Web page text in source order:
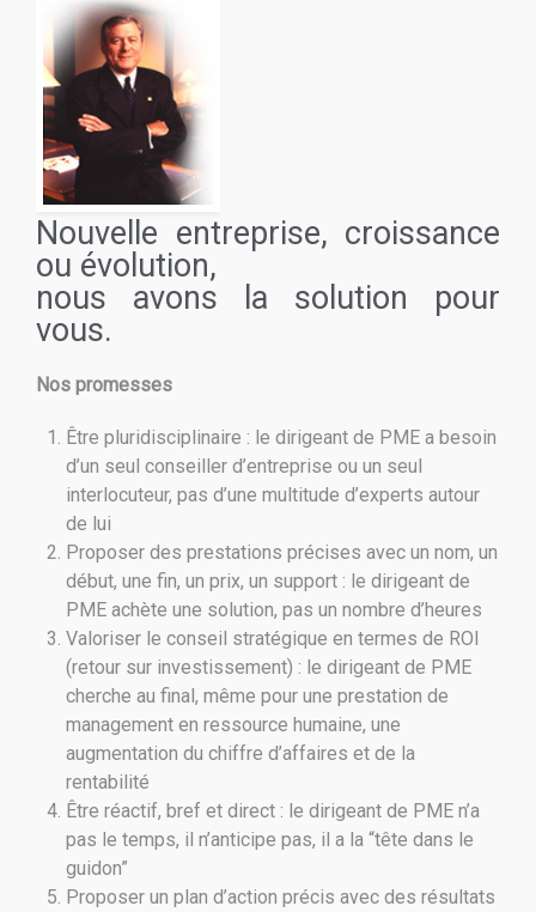
Nouvelle entreprise, croissance
ou évolution,
nous avons la solution pour
vous.
Nos promesses
Être pluridisciplinaire : le dirigeant de PME a besoin
d’un seul conseiller d’entreprise ou un seul
interlocuteur, pas d’une multitude d’experts autour
de lui
Proposer des prestations précises avec un nom, un
début, une fin, un prix, un support : le dirigeant de
PME achète une solution, pas un nombre d’heures
Valoriser le conseil stratégique en termes de ROI
(retour sur investissement) : le dirigeant de PME
cherche au final, même pour une prestation de
management en ressource humaine, une
augmentation du chiffre d’affaires et de la
rentabilité
Être réactif, bref et direct : le dirigeant de PME n’a
pas le temps, il n’anticipe pas, il a la “tête dans le
guidon”
Proposer un plan d’action précis avec des résultats